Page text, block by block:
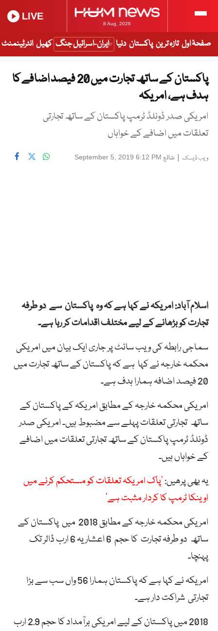
8 Aug, 2026
LIVE
صفحۂ اول تازہ ترین پاکستان دنیا ایران-اسرائیل جنگ کھیل انٹرٹینمنٹ
پاکستان کے ساتھ تجارت میں 20 فیصد اضافے کا
ہدف ہے، امریکہ
امریکی صدر ڈونلڈ ٹرمپ پاکستان کے ساتھ تجارتی
تعلقات میں اضافے کے خواہاں
ویب ڈیسک | شائع September 5, 2019 6:12 PM
اسلام آباد: امریکہ نے کہا ہے کہ وہ پاکستان سے دو طرفہ
تجارت کو بڑھانے کے لیے مختلف اقدامات کر رہا ہے۔
سماجی رابطہ کی ویب سائٹ پر جاری ایک بیان میں امریکی
محکمہ خارجہ نے کہا ہے کہ پاکستان کے ساتھ تجارت میں
20 فیصد اضافہ ہمارا ہدف ہے۔
امریکی محکمہ خارجہ کے مطابق امریکہ کے پاکستان کے
ساتھ تجارتی تعلقات پہلے سے مضبوط ہیں۔ امریکی صدر
ڈونلڈ ٹرمپ پاکستان کے ساتھ تجارتی تعلقات میں اضافے
کے خواہاں ہیں۔
یہ بھی پرھیں:‘پاک امریکہ تعلقات کو مستحکم کرنے میں
اوینکا ٹرمپ کا کردار مثبت ہے’
امریکی محکمہ خارجہ کے مطابق 2018 میں پاکستان کے
ساتھ دو طرفہ تجارت کا حجم 6 اعشاریہ 6 ارب ڈالر تک
پہنچا۔
امریکہ نے کہا ہے کہ پاکستان ہمارا 56 واں سب سے بڑا
تجارتی شراکت دار ہے۔
2018 میں پاکستان کے لیے امریکی برآمداد کا حجم 2.9 ارب